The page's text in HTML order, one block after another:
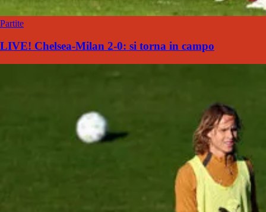
Partite
LIVE! Chelsea-Milan 2-0: si torna in campo